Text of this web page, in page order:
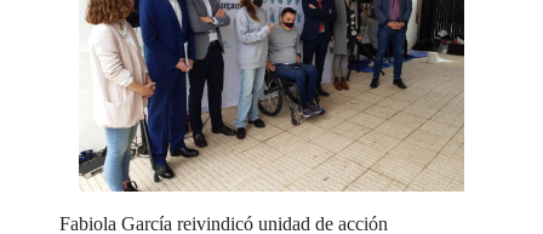
Fabiola García reivindicó unidad de acción